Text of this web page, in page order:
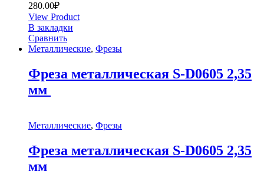
280.00₽
View Product
В закладки
Сравнить
Металлические, Фрезы
Фреза металлическая S-D0605 2,35
мм
Металлические, Фрезы
Фреза металлическая S-D0605 2,35
мм